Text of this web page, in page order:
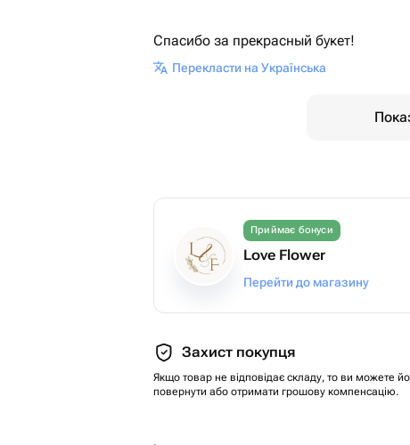
Спасибо за прекрасный букет!
Перекласти на Українська
Приймає бонуси
Love Flower
Перейти до магазину
Захист покупця
Якщо товар не відповідає складу, то ви можете
повернути або отримати грошову компенсацію.